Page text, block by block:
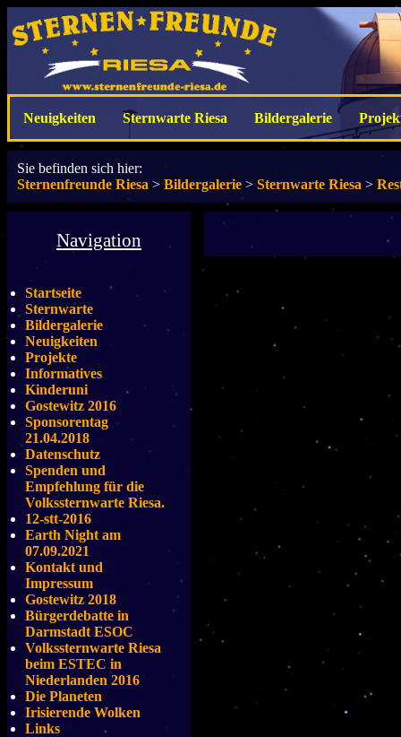
Neuigkeiten Sternwarte Riesa Bildergalerie
Sie befinden sich hier:
Sternenfreunde Riesa > Bildergalerie > Sternwarte Riesa >
Navigation
Startseite
Sternwarte
Bildergalerie
Neuigkeiten
Projekte
Informatives
Kinderuni
Gostewitz 2016
Sponsorentag
21.04.2018
Datenschutz
Spenden und
Empfehlung für die
Volkssternwarte Riesa.
12-stt-2016
Earth Night am
07.09.2021
Kontakt und
Impressum
Gostewitz 2018
Bürgerdebatte in
Darmstadt ESOC
Volkssternwarte Riesa
beim ESTEC in
Niederlanden 2016
Die Planeten
Irisierende Wolken
Links